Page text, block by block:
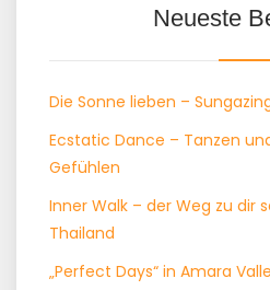
Neueste
Die Sonne lieben –
Ecstatic Dance – Tanzen
Gefühlen
Inner Walk – der Weg zu dir
Thailand
„Perfect Days“ in Amara